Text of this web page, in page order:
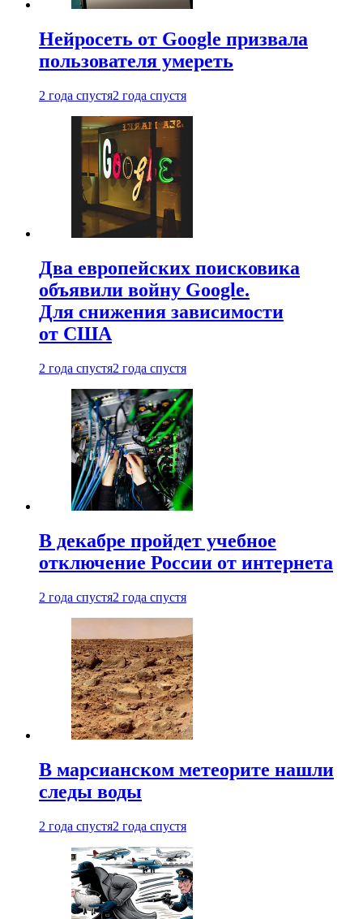
Нейросеть от Google призвала
пользователя умереть
2 года спустя2 года спустя
Два европейских поисковика
объявили войну Google.
Для снижения зависимости
от США
2 года спустя2 года спустя
В декабре пройдет учебное
отключение России от интернета
2 года спустя2 года спустя
В марсианском метеорите нашли
следы воды
2 года спустя2 года спустя